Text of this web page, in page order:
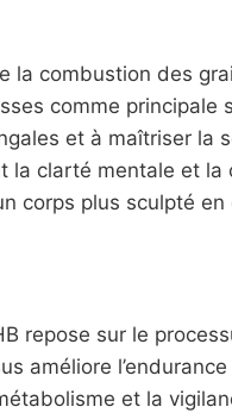
la combustion des
comme principale
et à maîtriser la
la clarté mentale et la
corps plus sculpté
repose sur le
améliore
et la